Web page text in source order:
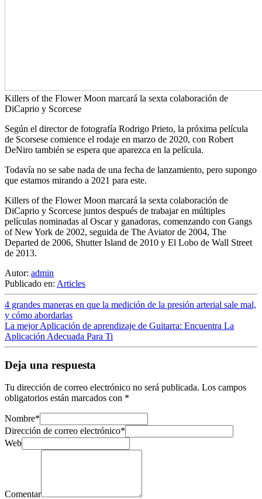
Killers of the Flower Moon marcará la sexta colaboración de
DiCaprio y Scorcese
Según el director de fotografía Rodrigo Prieto, la próxima película
de Scorsese comience el rodaje en marzo de 2020, con Robert
DeNiro también se espera que aparezca en la película.
Todavía no se sabe nada de una fecha de lanzamiento, pero supongo
que estamos mirando a 2021 para este.
Killers of the Flower Moon marcará la sexta colaboración de
DiCaprio y Scorcese juntos después de trabajar en múltiples
películas nominadas al Oscar y ganadoras, comenzando con Gangs
of New York de 2002, seguida de The Aviator de 2004, The
Departed de 2006, Shutter Island de 2010 y El Lobo de Wall Street
de 2013.
Autor: admin
Publicado en: Articles
4 grandes maneras en que la medición de la presión arterial sale mal,
y cómo abordarlas
La mejor Aplicación de aprendizaje de Guitarra: Encuentra La
Aplicación Adecuada Para Ti
Deja una respuesta
Tu dirección de correo electrónico no será publicada. Los campos
obligatorios están marcados con *
Nombre*
Dirección de correo electrónico*
Web
Comentar